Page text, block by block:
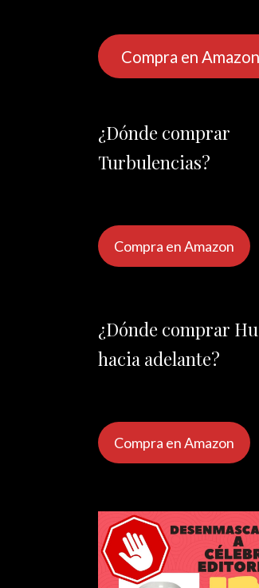
Compra en Amazon
¿Dónde comprar
Turbulencias?
Compra en Amazon
¿Dónde comprar
hacia adelante?
Compra en Amazon